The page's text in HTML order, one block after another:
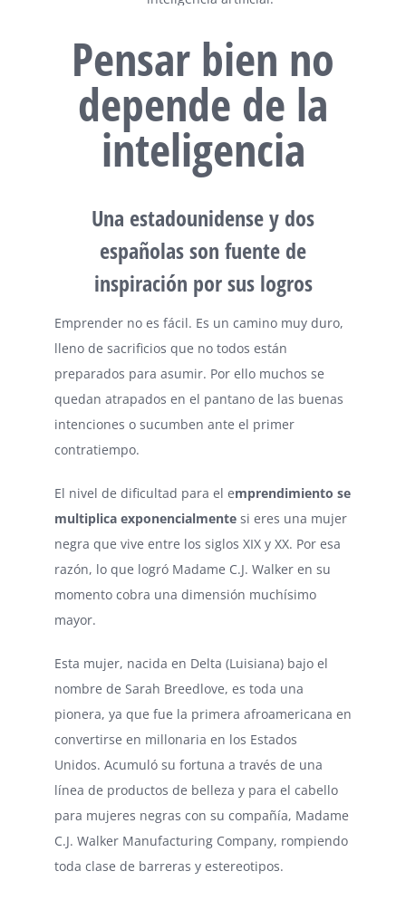
Pensar bien no
depende de la
inteligencia
Una estadounidense y dos
españolas son fuente de
inspiración por sus logros
Emprender no es fácil. Es un camino muy duro,
lleno de sacrificios que no todos están
preparados para asumir. Por ello muchos se
quedan atrapados en el pantano de las buenas
intenciones o sucumben ante el primer
contratiempo.
El nivel de dificultad para el emprendimiento se
multiplica exponencialmente si eres una mujer
negra que vive entre los siglos XIX y XX. Por esa
razón, lo que logró Madame C.J. Walker en su
momento cobra una dimensión muchísimo
mayor.
Esta mujer, nacida en Delta (Luisiana) bajo el
nombre de Sarah Breedlove, es toda una
pionera, ya que fue la primera afroamericana en
convertirse en millonaria en los Estados
Unidos. Acumuló su fortuna a través de una
línea de productos de belleza y para el cabello
para mujeres negras con su compañía, Madame
C.J. Walker Manufacturing Company, rompiendo
toda clase de barreras y estereotipos.